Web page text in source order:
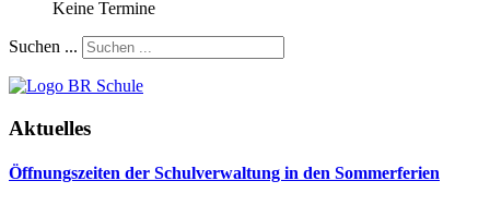
Keine Termine
Suchen ...
Aktuelles
Öffnungszeiten der Schulverwaltung in den Sommerferien